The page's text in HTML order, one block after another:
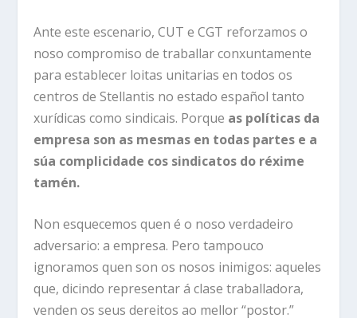
Ante este escenario, CUT e CGT reforzamos o
noso compromiso de traballar conxuntamente
para establecer loitas unitarias en todos os
centros de Stellantis no estado español tanto
xurídicas como sindicais. Porque as políticas da
empresa son as mesmas en todas partes e a
súa complicidade cos sindicatos do réxime
tamén.
Non esquecemos quen é o noso verdadeiro
adversario: a empresa. Pero tampouco
ignoramos quen son os nosos inimigos: aqueles
que, dicindo representar á clase traballadora,
venden os seus dereitos ao mellor “postor.”